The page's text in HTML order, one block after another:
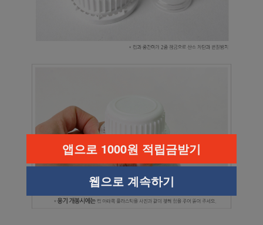
앱으로 1000원 적립금받기
웹으로 계속하기